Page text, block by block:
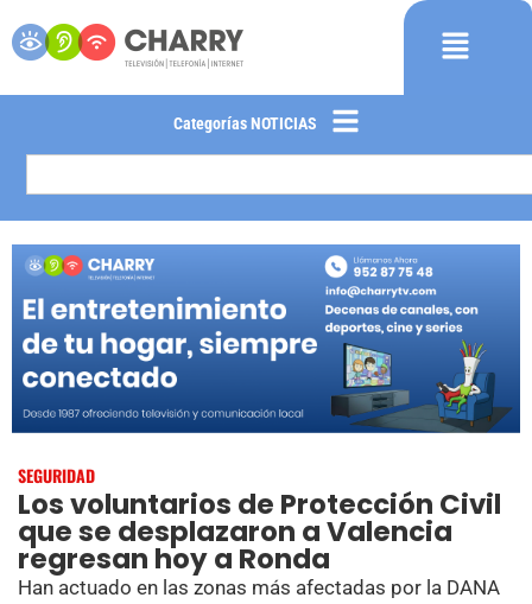
Categorías NOTICIAS
SEGURIDAD
Los voluntarios de Protección Civil
que se desplazaron a Valencia
regresan hoy a Ronda
Han actuado en las zonas más afectadas por la DANA